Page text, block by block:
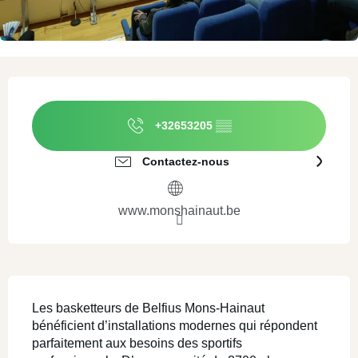
Ouverture et coordonnées
+32653205 ▒▒
Contactez-nous
www.monshainaut.be
Les basketteurs de Belfius Mons-Hainaut
bénéficient d’installations modernes qui répondent
parfaitement aux besoins des sportifs